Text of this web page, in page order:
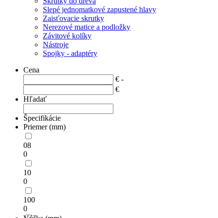
Slepé jednomatkové zapustené hlavy
Zaisťovacie skrutky
Nerezové matice a podložky
Závitové kolíky
Nástroje
Spojky - adaptéry
Cena
€ -
€
Hľadať
Špecifikácie
Priemer (mm)
08
0
10
0
100
0